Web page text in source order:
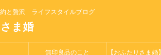
と贅沢 ライフスタイルブログ
ま婚
無印良品のこと 【おふたりさま婚